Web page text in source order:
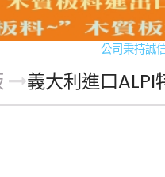
公司秉持誠信互
義大利進口ALPI